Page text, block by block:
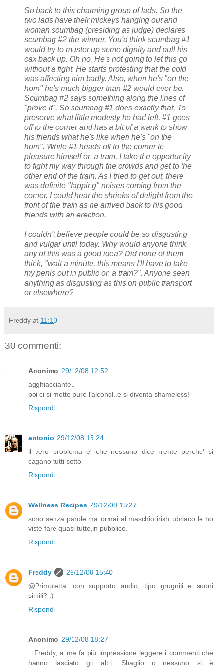
So back to this charming group of lads. So the
two lads have their mickeys hanging out and
woman scumbag (presiding as judge) declares
scumbag #2 the winner. You'd think scumbag #1
would try to muster up some dignity and pull his
cax back up. Oh no. He's not going to let this go
without a fight. He starts protesting that the cold
was affecting him badly. Also, when he's "on the
horn" he's much bigger than #2 would ever be.
Scumbag #2 says something along the lines of
"prove it". So scumbag #1 does exactly that. To
preserve what little modesty he had left, #1 goes
off to the corner and has a bit of a wank to show
his friends what he's like when he's "on the
horn". While #1 heads off to the corner to
pleasure himself on a tram, I take the opportunity
to fight my way through the crowds and get to the
other end of the train. As I tried to get out, there
was definite "fapping" noises coming from the
corner. I could hear the shrieks of delight from the
front of the train as he arrived back to his good
friends with an erection.
I couldn't believe people could be so disgusting
and vulgar until today. Why would anyone think
any of this was a good idea? Did none of them
think, "wait a minute, this means I'll have to take
my penis out in public on a tram?". Anyone seen
anything as disgusting as this on public transport
or elsewhere?
Freddy at 11:10
30 commenti:
Anonimo 29/12/08 12:52
agghiacciante..
poi ci si mette pure l'alcohol..e si diventa shameless!
Rispondi
antonio 29/12/08 15:24
il vero problema e' che nessuno dice niente perche' si
cagano tutti sotto
Rispondi
Wellness Recipes 29/12/08 15:27
sono senza parole.ma ormai al maschio irish ubriaco le ho
viste fare quasi tutte,in pubblico.
Rispondi
Freddy
29/12/08 15:40
@Primuletta: con supporto audio, tipo grugniti e suoni
simili? :)
Rispondi
Anonimo 29/12/08 18:27
...Freddy, a me fa più impressione leggere i commenti che
hanno lasciato gli altri. Sbaglio o nessuno si è